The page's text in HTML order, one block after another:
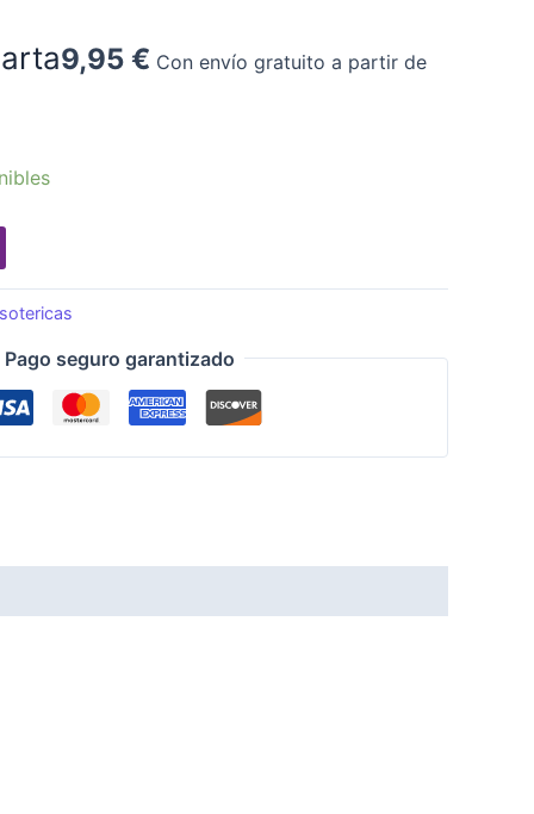
9,95 € Con envío gratuito a partir de
Pago seguro garantizado